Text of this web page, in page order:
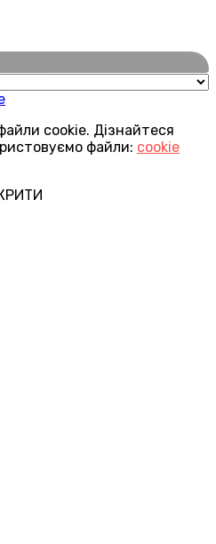
cookie. Дізнайтеся
файли: cookie